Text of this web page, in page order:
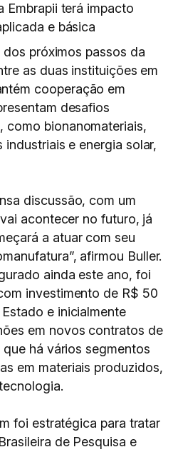
Embrapii terá impacto
e básica
próximos passos da
as duas instituições em
cooperação em
desafios
bionanomateriais,
e energia solar,
discussão, com um
acontecer no futuro, já
a atuar com seu
afirmou Buller.
ainda este ano, foi
investimento de R$ 50
e inicialmente
em novos contratos de
há vários segmentos
em materiais produzidos,
foi estratégica para tratar
de Pesquisa e